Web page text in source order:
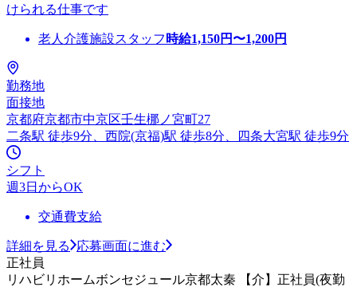
けられる仕事です
老人介護施設スタッフ 時給1,150円〜1,200円
勤務地
面接地
京都府京都市中京区壬生梛ノ宮町27
二条駅 徒歩9分、西院(京福)駅 徒歩8分、四条大宮駅 徒歩9分
シフト
週3日からOK
交通費支給
詳細を見る
応募画面に進む
正社員
リハビリホームボンセジュール京都太秦 【介】正社員(夜勤